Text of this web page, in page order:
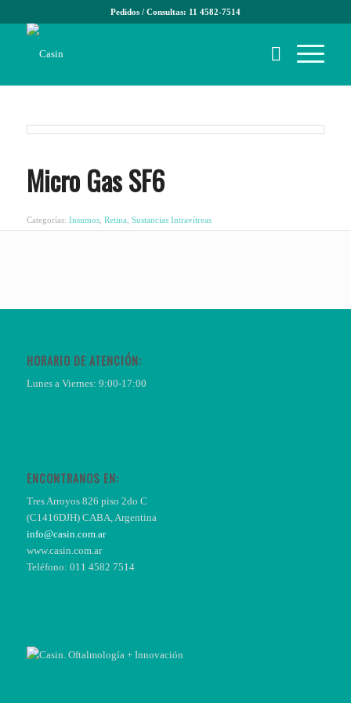
Pedidos / Consultas: 11 4582-7514
Micro Gas SF6
Categorías: Insumos, Retina Sustancias Intravítreas
HORARIO DE ATENCIÓN:
Lunes a Viernes: 9:00-17:00
ENCONTRANOS EN:
Tres Arroyos 826 piso 2do C
(C1416DJH) CABA, Argentina
info@casin.com.ar
www.casin.com.ar
Teléfono: 011 4582 7514